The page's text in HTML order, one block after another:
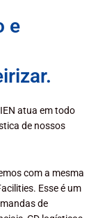
e
atua em todo
de nossos
com a mesma
Esse é um
de